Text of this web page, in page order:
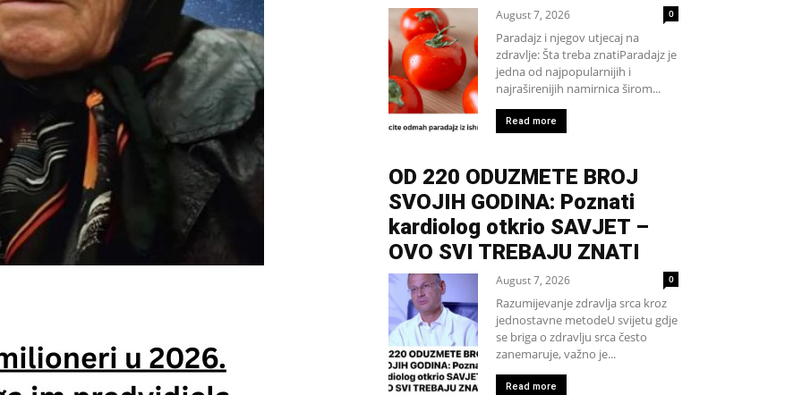
August 7, 2026 0
Paradajz i njegov utjecaj na
zdravlje: Šta treba znatiParadajz je
jedna od najpopularnijih i
najraširenijih namirnica širom...
Read more
OD 220 ODUZMETE BROJ
SVOJIH GODINA: Poznati
kardiolog otkrio SAVJET –
OVO SVI TREBAJU ZNATI
August 7, 2026 0
Razumijevanje zdravlja srca kroz
jednostavne metodeU svijetu gdje
se briga o zdravlju srca često
zanemaruje, važno je...
Read more